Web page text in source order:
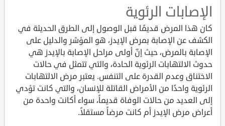
الإصابات الرئوية
كان هذا المرض قديمًا قبل الوصول إلى الطرق الحديثة في
الكشف عن الإصابة بمرض الإيدز، هو المؤشر والدليل على
الإصابة بالمرض، حيث إنّ أولى مراحل الإصابة بالإيدز هي
حدوث الالتهابات الرئوية الحادة، والتي تتمثل في حالات
الاختناق وعدم القدرة على التنفس. يعتبر مرض الالتهابات
الرئوية واحدًا من الأمراض القاتلة للإنسان، والتي كانت تؤدي
إلى العديد من حالات الوفاة قديماً، سواء أكانت واحدة من
أعراض مرض الإيدز أم كانت مرضاً مستقلاً.